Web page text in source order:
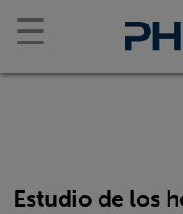
☰
Estudio de los